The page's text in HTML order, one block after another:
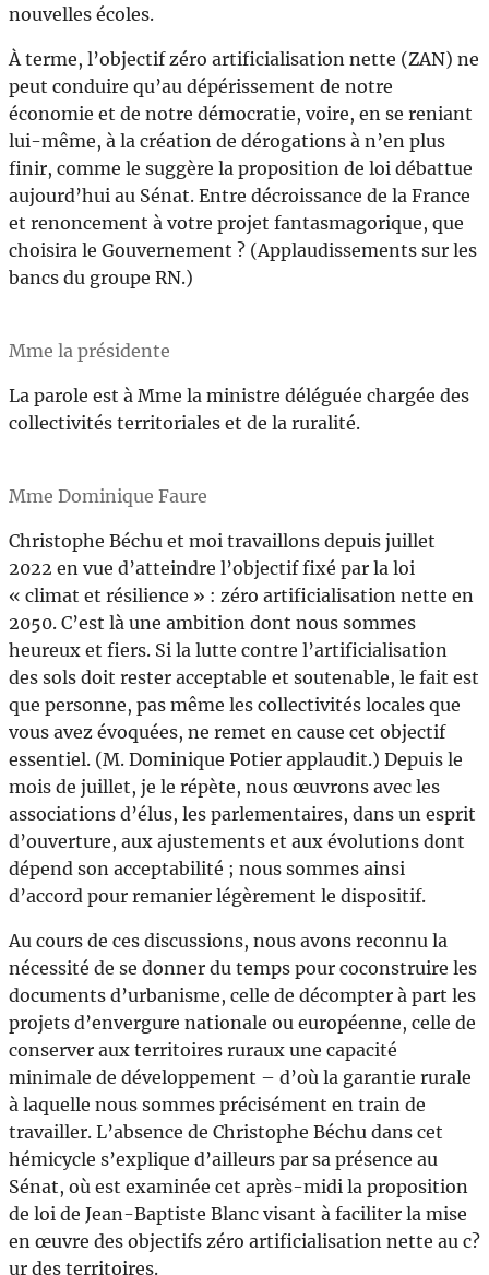
nouvelles écoles.
À terme, l’objectif zéro artificialisation nette (ZAN) ne
peut conduire qu’au dépérissement de notre
économie et de notre démocratie, voire, en se reniant
lui-même, à la création de dérogations à n’en plus
finir, comme le suggère la proposition de loi débattue
aujourd’hui au Sénat. Entre décroissance de la France
et renoncement à votre projet fantasmagorique, que
choisira le Gouvernement ? (Applaudissements sur les
bancs du groupe RN.)
Mme la présidente
La parole est à Mme la ministre déléguée chargée des
collectivités territoriales et de la ruralité.
Mme Dominique Faure
Christophe Béchu et moi travaillons depuis juillet
2022 en vue d’atteindre l’objectif fixé par la loi
« climat et résilience » : zéro artificialisation nette en
2050. C’est là une ambition dont nous sommes
heureux et fiers. Si la lutte contre l’artificialisation
des sols doit rester acceptable et soutenable, le fait est
que personne, pas même les collectivités locales que
vous avez évoquées, ne remet en cause cet objectif
essentiel. (M. Dominique Potier applaudit.) Depuis le
mois de juillet, je le répète, nous œuvrons avec les
associations d’élus, les parlementaires, dans un esprit
d’ouverture, aux ajustements et aux évolutions dont
dépend son acceptabilité ; nous sommes ainsi
d’accord pour remanier légèrement le dispositif.
Au cours de ces discussions, nous avons reconnu la
nécessité de se donner du temps pour coconstruire les
documents d’urbanisme, celle de décompter à part les
projets d’envergure nationale ou européenne, celle de
conserver aux territoires ruraux une capacité
minimale de développement – d’où la garantie rurale
à laquelle nous sommes précisément en train de
travailler. L’absence de Christophe Béchu dans cet
hémicycle s’explique d’ailleurs par sa présence au
Sénat, où est examinée cet après-midi la proposition
de loi de Jean-Baptiste Blanc visant à faciliter la mise
en œuvre des objectifs zéro artificialisation nette au c?
ur des territoires.